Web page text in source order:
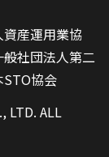
産運用業協
社団法人第二
協会
LTD. ALL